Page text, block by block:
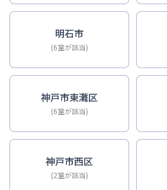
明石市
(6室が該当)
神戸市東灘区
(6室が該当)
神戸市西区
(2室が該当)